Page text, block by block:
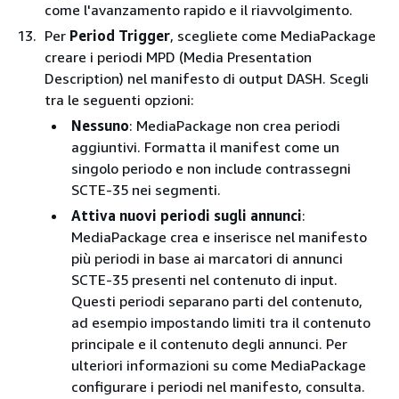
come l'avanzamento rapido e il riavvolgimento.
Per Period Trigger, scegliete come MediaPackage
creare i periodi MPD (Media Presentation
Description) nel manifesto di output DASH. Scegli
tra le seguenti opzioni:
Nessuno: MediaPackage non crea periodi
aggiuntivi. Formatta il manifest come un
singolo periodo e non include contrassegni
SCTE-35 nei segmenti.
Attiva nuovi periodi sugli annunci:
MediaPackage crea e inserisce nel manifesto
più periodi in base ai marcatori di annunci
SCTE-35 presenti nel contenuto di input.
Questi periodi separano parti del contenuto,
ad esempio impostando limiti tra il contenuto
principale e il contenuto degli annunci. Per
ulteriori informazioni su come MediaPackage
configurare i periodi nel manifesto, consulta.